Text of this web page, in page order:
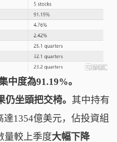
中度為91.19%。
仍坐頭把交椅。 其中持有
達1354億美元， 佔投資組
量較上季度大幅下降